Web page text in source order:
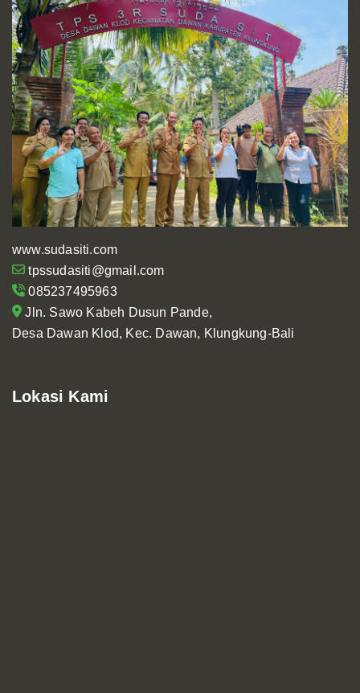
www.sudasiti.com
tpssudasiti@gmail.com
085237495963
Jln. Sawo Kabeh Dusun Pande,
Desa Dawan Klod, Kec. Dawan, Klungkung-Bali
Lokasi Kami